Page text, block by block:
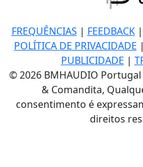
FREQUÊNCIAS | FEEDBACK|
POLÍTICA DE PRIVACIDADE |
PUBLICIDADE |
© 2026 BMHAUDIO
& Comandita,
consentimento é
direitos